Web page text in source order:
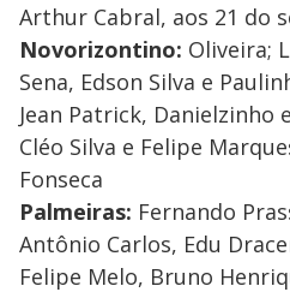
Arthur Cabral, aos 21 do
Novorizontino: Oliveira;
Sena, Edson Silva e
Jean Patrick, Danielzinho
Cléo Silva e Felipe
Fonseca
Palmeiras: Fernando
Antônio Carlos, Edu
Felipe Melo, Bruno